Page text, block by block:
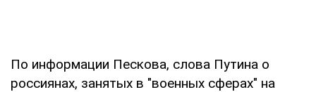
По информации Пескова, слова Путина о
россиянах, занятых в "военных сферах" на